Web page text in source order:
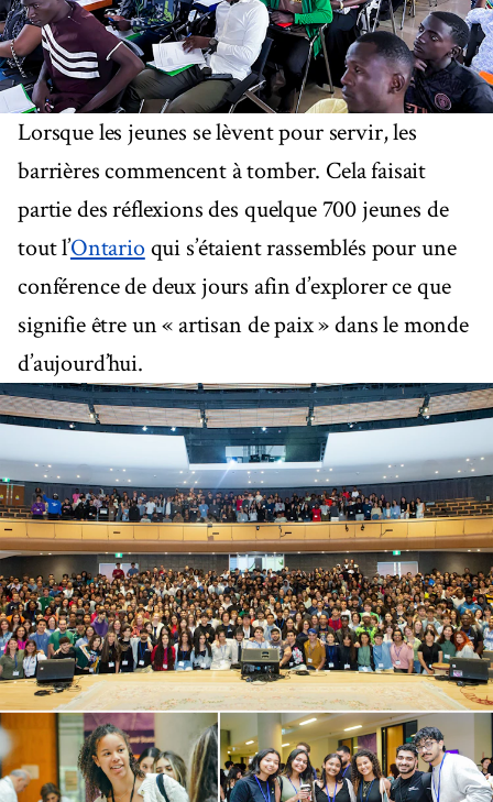
Lorsque les jeunes se lèvent pour servir, les
barrières commencent à tomber. Cela faisait
partie des réflexions des quelque 700 jeunes de
tout l’Ontarioqui s’étaient rassemblés pour une
conférence de deux jours afin d’explorer ce que
signifie être un « artisan de paix » dans le monde
d’aujourd’hui.